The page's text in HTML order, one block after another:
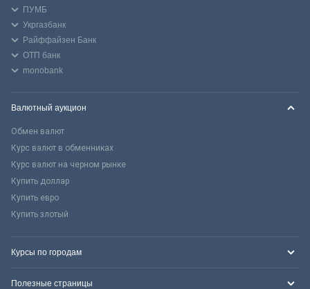
ПУМБ
Укргазбанк
Райффайзен Банк
ОТП банк
monobank
Валютный аукцион
Обмен валют
Курс валют в обменниках
Курс валют на черном рынке
Купить доллар
Купить евро
Купить злотый
Курсы по городам
Полезные страницы